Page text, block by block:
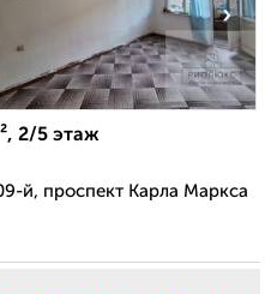
›
2/5 этаж
й, проспект Карла Маркса